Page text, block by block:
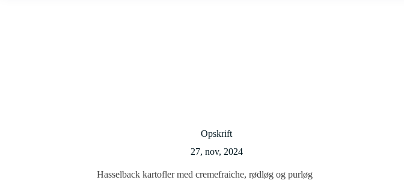
Opskrift
27, nov, 2024
Hasselback kartofler med cremefraiche, rødløg og purløg